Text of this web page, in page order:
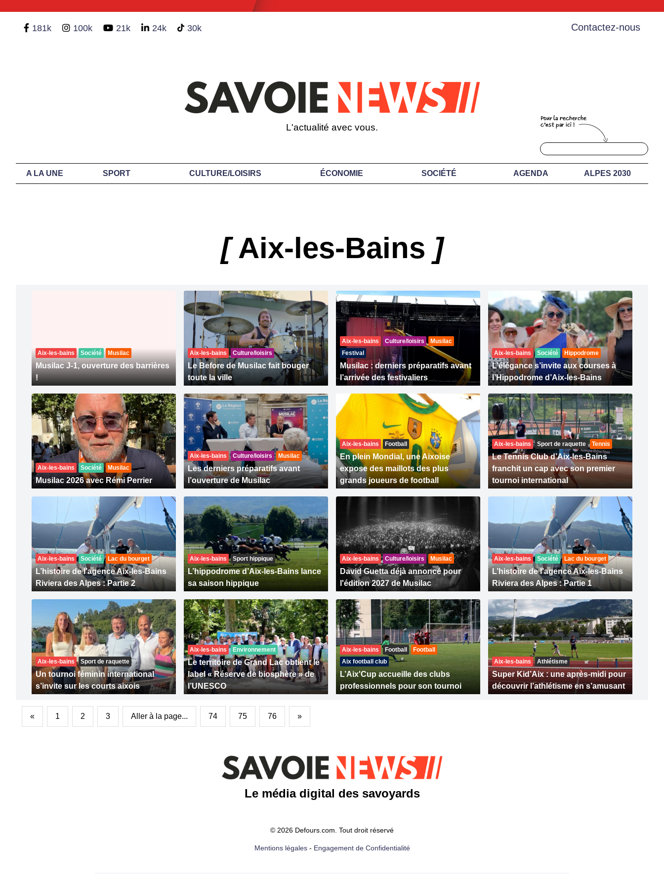
181k 100k 21k 24k 30k Contactez-nous
L'actualité avec vous.
A LA UNE SPORT CULTURE/LOISIRS ÉCONOMIE SOCIÉTÉ AGENDA ALPES 2030
[Aix-les-Bains ]
Aix-les-bains Société Musilac
Musilac J-1, ouverture des barrières
!
Aix-les-bains Culture/loisirs
Le Before de Musilac fait bouger
toute la ville
Aix-les-bains Culture/loisirs
Musilac
Festival
Musilac : derniers préparatifs avant
l’arrivée des festivaliers
Aix-les-bains Société Hippodrome
L’élégance s’invite aux courses à
l’Hippodrome d’Aix-les-Bains
Aix-les-bains Société Musilac
Musilac 2026 avec Rémi Perrier
Aix-les-bains Culture/loisirs Musilac
Les derniers préparatifs avant
l’ouverture de Musilac
Aix-les-bains Football
En plein Mondial, une Aixoise
expose des maillots des plus
grands joueurs de football
Aix-les-bains Sport de raquette Tennis
Le Tennis Club d’Aix-les-Bains
franchit un cap avec son premier
tournoi international
Aix-les-bains Société Lac du bourget
L’histoire de l’agence Aix-les-Bains
Riviera des Alpes : Partie 2
Aix-les-bains Sport hippique
L’hippodrome d’Aix-les-Bains lance
sa saison hippique
Aix-les-bains Culture/loisirs Musilac
David Guetta déjà annoncé pour
l'édition 2027 de Musilac
Aix-les-bains Société Lac du bourget
L’histoire de l’agence Aix-les-Bains
Riviera des Alpes : Partie 1
Aix-les-bains Sport de raquette
Un tournoi féminin international
s’invite sur les courts aixois
Aix-les-bains Environnement
Le territoire de Grand Lac obtient le
label « Réserve de biosphère » de
l’UNESCO
Aix-les-bains Football
Football
Aix football club
L’Aix'Cup accueille des clubs
professionnels pour son tournoi
Aix-les-bains Athlétisme
Super Kid’Aix : une après-midi pour
découvrir l’athlétisme en s’amusant
« 1 2 3 Aller à la page... 74 75 76 »
Le média digital des savoyards
© 2026 Defours.com. Tout droit réservé
Mentions légales- Engagement de Confidentialité